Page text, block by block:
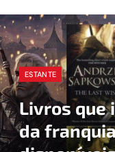
ESTANTE
Livros que
da